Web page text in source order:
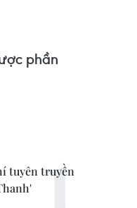
phần
tuyên truyền